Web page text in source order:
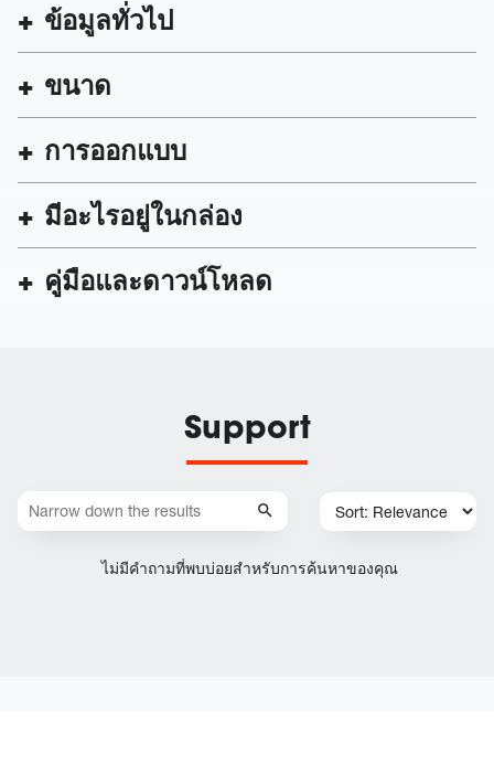
ข้อมูลทั่วไป
ขนาด
การออกแบบ
มีอะไรอยู่ในกล่อง
คู่มือและดาวน์โหลด
Support
ไม่มีคำถามที่พบบ่อยสำหรับการค้นหาของคุณ